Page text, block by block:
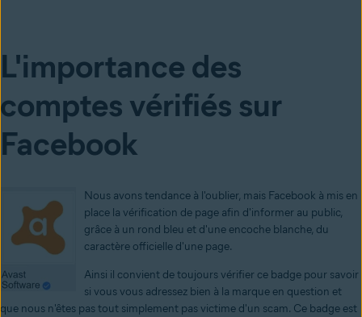
L'importance des
comptes vérifiés sur
Facebook
Nous avons tendance à l'oublier, mais Facebook à mis en
place la vérification de page afin d'informer au public,
grâce à un rond bleu et d'une encoche blanche, du
caractère officielle d'une page.
Ainsi il convient de toujours vérifier ce badge pour savoir
si vous vous adressez bien à la marque en question et
que nous n'êtes pas tout simplement pas victime d'un scam. Ce badge est